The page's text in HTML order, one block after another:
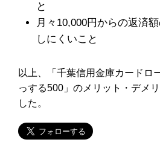
と
月々10,000円からの返済
しにくいこと
以上、「千葉信用金庫カードロ
っする500」のメリット・デメ
した。